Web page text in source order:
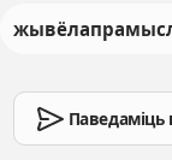
Паведаміць